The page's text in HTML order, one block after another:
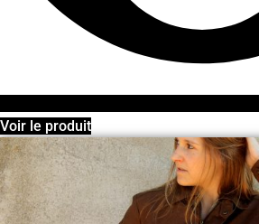
Voir le produit